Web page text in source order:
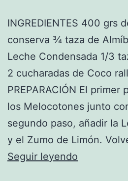
INGREDIENTES 400 grs
conserva ¾ taza de
Leche Condensada 1/3
2 cucharadas de Coco
PREPARACIÓN El primer
los Melocotones junto
segundo paso, añadir la
y el Zumo de Limón.
Seguir leyendo